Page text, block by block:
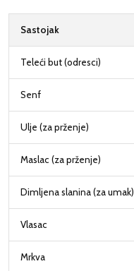
Sastojak
Teleći but (odresci)
Senf
Ulje (za prženje)
Maslac (za prženje)
Dimljena slanina (za umak)
Vlasac
Mrkva